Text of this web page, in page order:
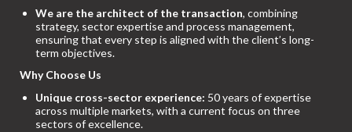
We are the architect of the transaction, combining
strategy, sector expertise and process management,
ensuring that every step is aligned with the client’s long-
term objectives.
Why Choose Us
Unique cross-sector experience: 50 years of expertise
across multiple markets, with a current focus on three
sectors of excellence.